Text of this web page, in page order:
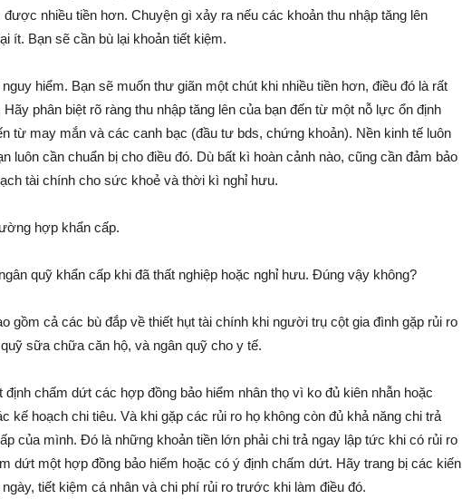
nhiều tiền hơn. Chuyện gì xảy ra nếu các khoản thu nhập tăng lên
ít. Bạn sẽ cần bù lại khoản tiết kiệm.
hiểm. Bạn sẽ muốn thư giãn một chút khi nhiều tiền hơn, điều đó là rất
phân biệt rõ ràng thu nhập tăng lên của bạn đến từ một nỗ lực ổn định
từ may mắn và các canh bạc (đầu tư bds, chứng khoản). Nền kinh tế luôn
luôn cần chuẩn bị cho điều đó. Dù bất kì hoàn cảnh nào, cũng cần đảm bảo
tài chính cho sức khoẻ và thời kì nghỉ hưu.
hợp khẩn cấp.
quỹ khẩn cấp khi đã thất nghiệp hoặc nghỉ hưu. Đúng vậy không?
gồm cả các bù đắp về thiết hụt tài chính khi người trụ cột gia đình gặp rủi ro
sữa chữa căn hộ, và ngân quỹ cho y tế.
chấm dứt các hợp đồng bảo hiểm nhân thọ vì ko đủ kiên nhẫn hoặc
kế hoạch chi tiêu. Và khi gặp các rủi ro họ không còn đủ khả năng chi trả
của mình. Đó là những khoản tiền lớn phải chi trả ngay lập tức khi có rủi ro
dứt một hợp đồng bảo hiểm hoặc có ý định chấm dứt. Hãy trang bị các kiến
tiết kiệm cá nhân và chi phí rủi ro trước khi làm điều đó.